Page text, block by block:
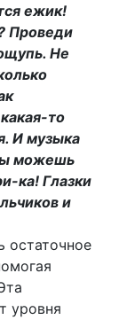
ежик!
Проведи
Не
то
И музыка
можешь
ка! Глазки
и
остаточное
уровня